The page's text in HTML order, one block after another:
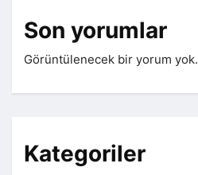
Son yorumlar
Görüntülenecek bir yorum yok.
Kategoriler